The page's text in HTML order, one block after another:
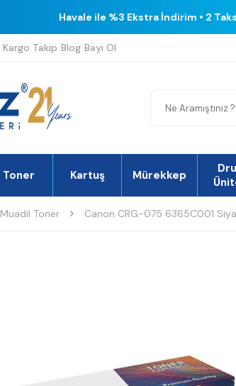
Havale ile %3 Ekstra İndirim • 2
Kargo Takip Blog Bayi Ol
Toner Kartuş Mürekkep
Muadil Toner Canon CRG-075 6365C001